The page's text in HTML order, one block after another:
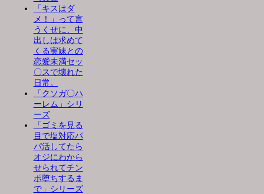
「キスはダ
メ！」って言
うくせに、中
出しは求めて
くる実妹との
恋愛未満セッ
〇スで壊れた
日常。
「クソガ〇ハ
ーレム」シリ
ーズ
「ゴミを見る
目で塩対応パ
パ活してたら
オジにわから
せられてチン
ポ堕ちするま
で」シリーズ